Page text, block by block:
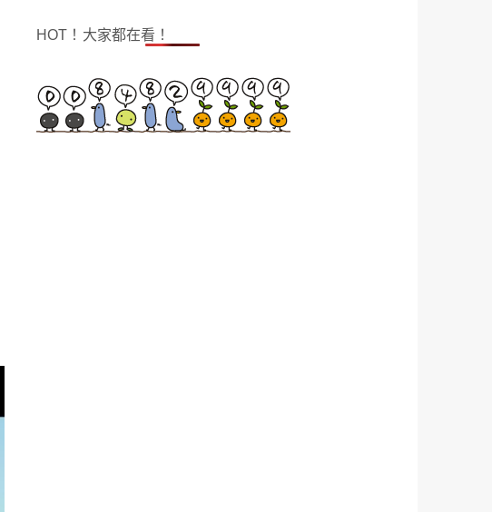
HOT！大家都在看！